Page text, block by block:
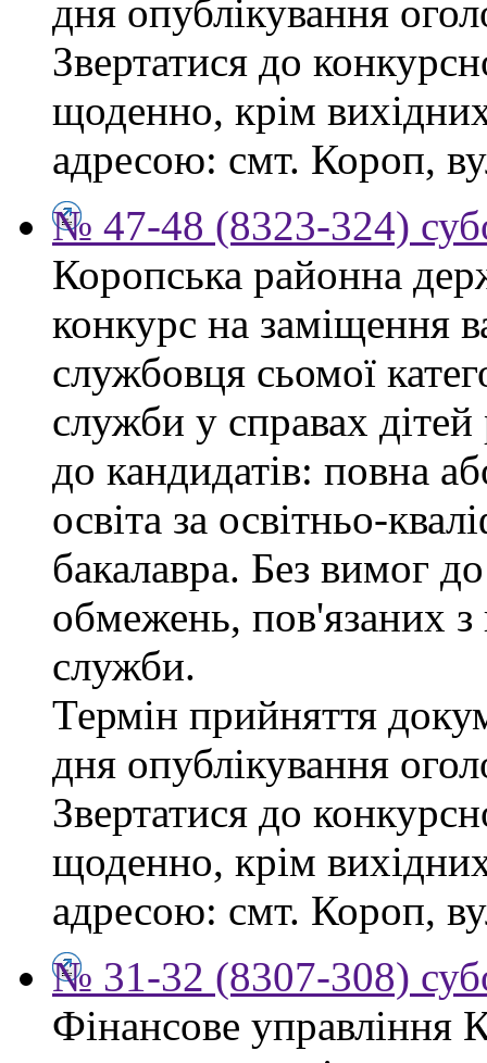
дня опублікування
Звертатися до
щоденно, крім
адресою: смт. Короп,
№ 47-48 (8323-324)
Коропська районна
конкурс на заміщення
службовця сьомої
служби у справах
до кандидатів: повна
освіта за освітньо-
бакалавра. Без вимог
обмежень, пов'язаних
служби.
Термін прийняття
дня опублікування
Звертатися до
щоденно, крім
адресою: смт. Короп,
№ 31-32 (8307-308)
Фінансове управління